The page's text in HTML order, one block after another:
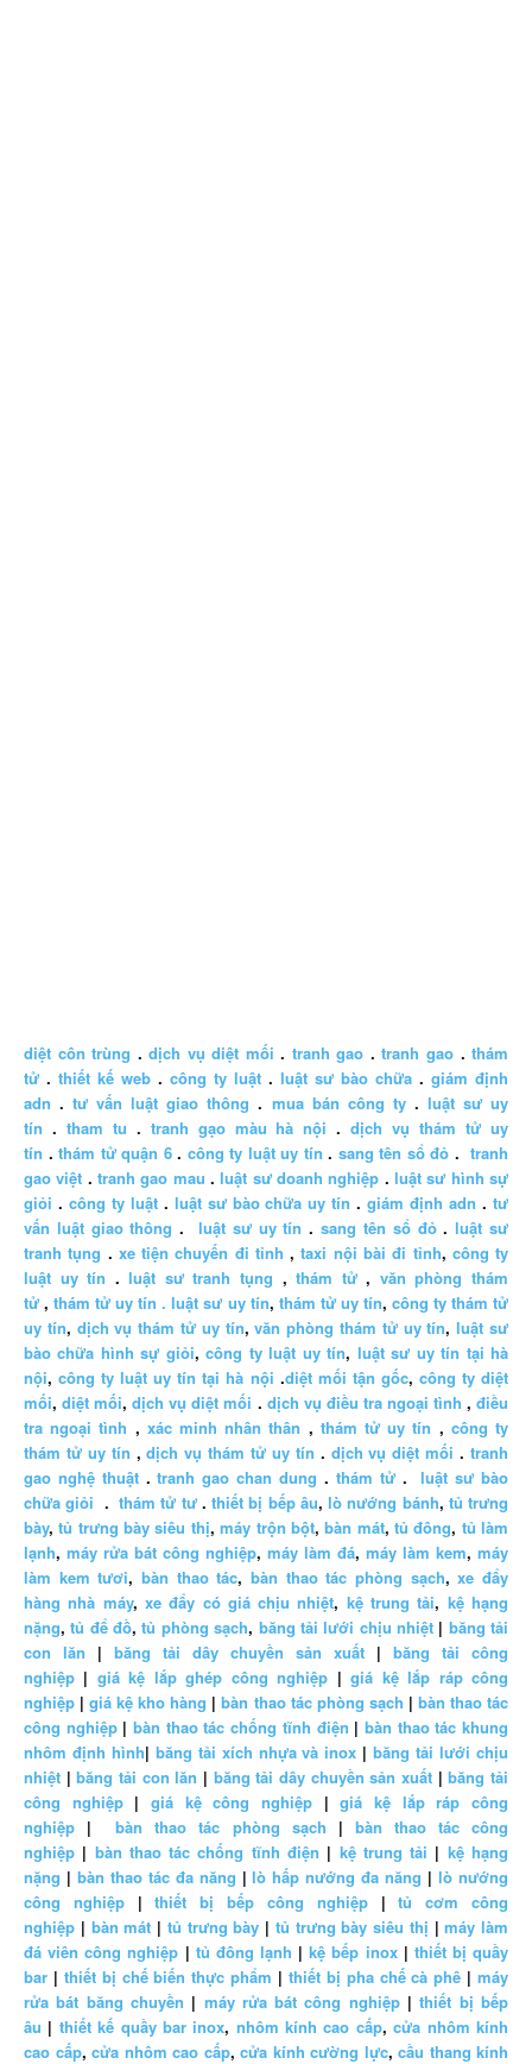
diệt côn trùng .dịch vụ diệt mối . tranh gao .tranh gao .thám
tử . thiết kế web . công ty luật . luật sư bào chữa . giám định
adn .tư vấn luật giao thông . mua bán công ty. luật sư uy
tín . tham tu . tranh gạo màu hà nội .dịch vụ thám tử uy
tín .thám tử quận 6. công ty luật uy tín . sang tên sổ đỏ .tranh
gao việt .tranh gao mau .luật sư doanh nghiệp .luật sư hình sự
giỏi . công ty luật. luật sư bào chữa uy tín .giám định adn .tư
vấn luật giao thông . luật sư uy tín .sang tên sổ đỏ.luật sư
tranh tụng . xe tiện chuyến đi tỉnh ,taxi nội bài đi tỉnh, công ty
luật uy tín .luật sư tranh tụng ,thám tử, văn phòng thám
tử ,thám tử uy tín . luật sư uy tín, thám tử uy tín, công ty thám tử
uy tín, dịch vụ thám tử uy tín,văn phòng thám tử uy tín,luật sư
bào chữa hình sự giỏi,công ty luật uy tín, luật sư uy tín tại hà
nội,công ty luật uy tín tại hà nội .diệt mối tận gốc, công ty diệt
mối,diệt mối,dịch vụ diệt mối . dịch vụ điều tra ngoại tình ,điều
tra ngoại tình , xác minh nhân thân , thám tử uy tín , công ty
thám tử uy tín ,dịch vụ thám tử uy tín . dịch vụ diệt mối .tranh
gao nghệ thuật.tranh gao chan dung . thám tử.luật sư bào
chữa giỏi .thám tử tư.thiết bị bếp âu,lò nướng bánh, tủ trưng
bày,tủ trưng bày siêu thị,máy trộn bột,bàn mát, tủ đông, tủ làm
lạnh, máy rửa bát công nghiệp, máy làm đá, máy làm kem, máy
làm kem tươi,bàn thao tác,bàn thao tác phòng sạch,xe đẩy
hàng nhà máy, xe đẩy có giá chịu nhiệt, kệ trung tải, kệ hạng
nặng,tủ để đồ,tủ phòng sạch, băng tải lưới chịu nhiệt| băng tải
con lăn | băng tải dây chuyền sản xuất | băng tải công
nghiệp | giá kệ lắp ghép công nghiệp |giá kệ lắp ráp công
nghiệp |giá kệ kho hàng |bàn thao tác phòng sạch | bàn thao tác
công nghiệp|bàn thao tác chống tĩnh điện | bàn thao tác khung
nhôm định hình| băng tải xích nhựa và inox |băng tải lưới chịu
nhiệt |băng tải con lăn | băng tải dây chuyền sản xuất |băng tải
công nghiệp|giá kệ công nghiệp |giá kệ lắp ráp công
nghiệp |bàn thao tác phòng sạch | bàn thao tác công
nghiệp | bàn thao tác chống tĩnh điện | kệ trung tải | kệ hạng
nặng | bàn thao tác đa năng |lò hấp nướng đa năng |lò nướng
công nghiệp|thiết bị bếp công nghiệp|tủ cơm công
nghiệp | bàn mát | tủ trưng bày | tủ trưng bày siêu thị |máy làm
đá viên công nghiệp | tủ đông lạnh |kệ bếp inox| thiết bị quầy
bar | thiết bị chế biến thực phẩm | thiết bị pha chế cà phê | máy
rửa bát băng chuyền | máy rửa bát công nghiệp|thiết bị bếp
âu | thiết kế quầy bar inox, nhôm kính cao cấp,cửa nhôm kính
cao cấp, cửa nhôm cao cấp, cửa kính cường lực, cầu thang kính